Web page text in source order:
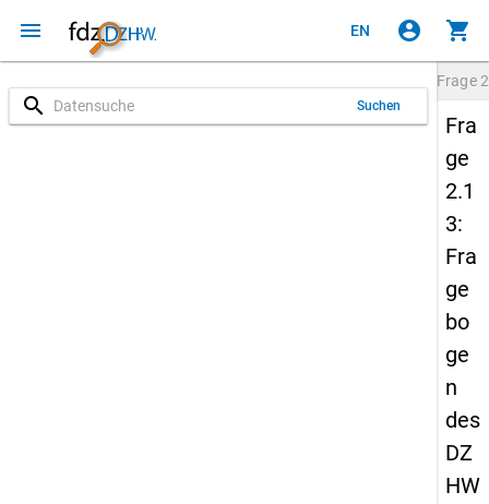
menu EN account_circle shopping_cart
search Suchen
Frage
Fra
ge
2.1
3:
Fra
ge
bo
ge
n
des
DZ
HW